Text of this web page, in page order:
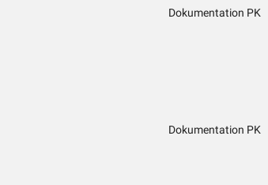
Dokumentation PK
Dokumentation PK